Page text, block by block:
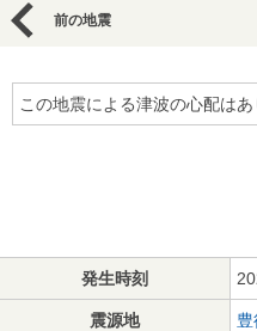
前の地震
この地震による津波の心配はあ
発生時刻
震源地